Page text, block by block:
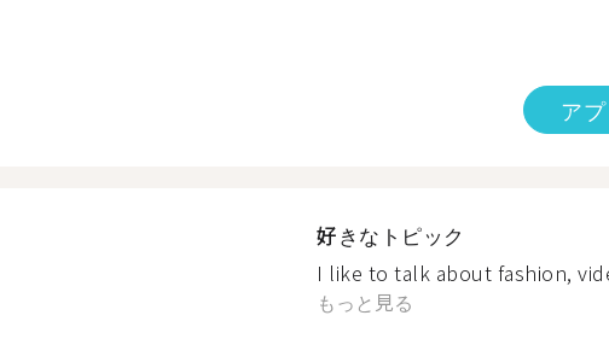
ア
好きなトピック
I like to talk about fashion,
もっと見る